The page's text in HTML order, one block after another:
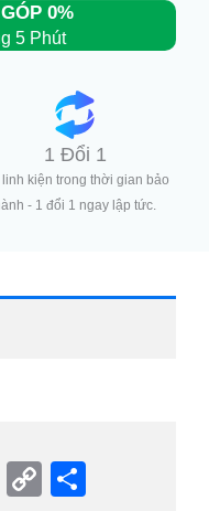
0%
5 Phút
1 Đổi 1
linh kiện trong thời gian bảo
- 1 đổi 1 ngay lập tức.
R
C